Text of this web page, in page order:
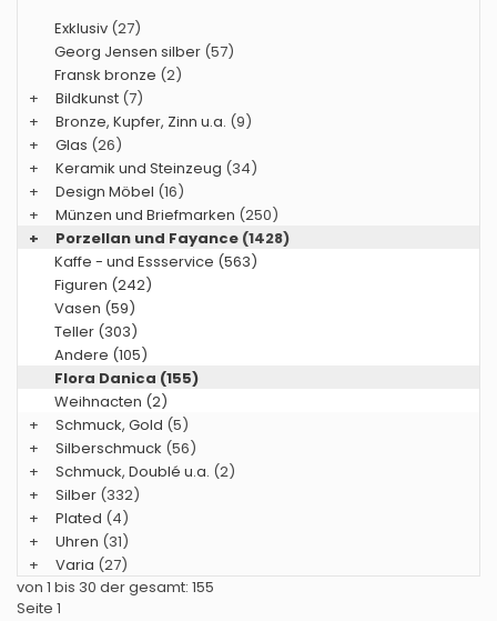
Exklusiv (27)
Georg Jensen silber (57)
Fransk bronze (2)
+
Bildkunst (7)
+
Bronze, Kupfer, Zinn u.a. (9)
+
Glas (26)
+
Keramik und Steinzeug (34)
+
Design Möbel (16)
+
Münzen und Briefmarken (250)
+
Porzellan und Fayance (1428)
Kaffe - und Essservice (563)
Figuren (242)
Vasen (59)
Teller (303)
Andere (105)
Flora Danica (155)
Weihnacten (2)
+
Schmuck, Gold (5)
+
Silberschmuck (56)
+
Schmuck, Doublé u.a. (2)
+
Silber (332)
+
Plated (4)
+
Uhren (31)
+
Varia (27)
von 1 bis 30 der gesamt: 155
Seite 1